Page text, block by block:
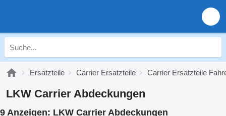
Ersatzteile Carrier Ersatzteile Carrier Ersatzteile
LKW Carrier Abdeckungen
9 Anzeigen: LKW Carrier Abdeckungen